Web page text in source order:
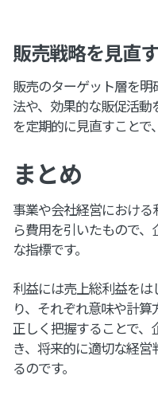
販売戦略を見直す
販売のターゲット層を
法や、効果的な販促活
を定期的に見直すことで
まとめ
事業や会社経営におけ
ら費用を引いたもので
な指標です。
利益には売上総利益を
り、それぞれ意味や計
正しく把握することで
き、将来的に適切な経
るのです。